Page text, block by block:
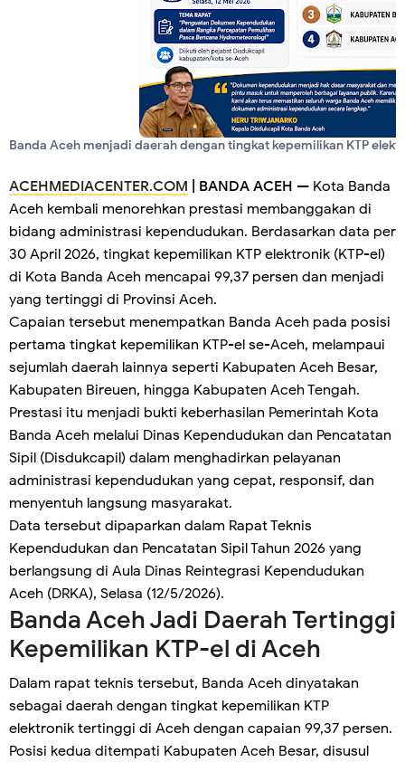
Banda Aceh menjadi daerah dengan tingkat kepemilikan KTP
ACEHMEDIACENTER.COM | BANDA ACEH — Kota Banda
Aceh kembali menorehkan prestasi membanggakan di
bidang administrasi kependudukan. Berdasarkan data per
30 April 2026, tingkat kepemilikan KTP elektronik (KTP-el)
di Kota Banda Aceh mencapai 99,37 persen dan menjadi
yang tertinggi di Provinsi Aceh.
Capaian tersebut menempatkan Banda Aceh pada posisi
pertama tingkat kepemilikan KTP-el se-Aceh, melampaui
sejumlah daerah lainnya seperti Kabupaten Aceh Besar,
Kabupaten Bireuen, hingga Kabupaten Aceh Tengah.
Prestasi itu menjadi bukti keberhasilan Pemerintah Kota
Banda Aceh melalui Dinas Kependudukan dan Pencatatan
Sipil (Disdukcapil) dalam menghadirkan pelayanan
administrasi kependudukan yang cepat, responsif, dan
menyentuh langsung masyarakat.
Data tersebut dipaparkan dalam Rapat Teknis
Kependudukan dan Pencatatan Sipil Tahun 2026 yang
berlangsung di Aula Dinas Reintegrasi Kependudukan
Aceh (DRKA), Selasa (12/5/2026).
Banda Aceh Jadi Daerah Tertinggi
Kepemilikan KTP-el di Aceh
Dalam rapat teknis tersebut, Banda Aceh dinyatakan
sebagai daerah dengan tingkat kepemilikan KTP
elektronik tertinggi di Aceh dengan capaian 99,37 persen.
Posisi kedua ditempati Kabupaten Aceh Besar, disusul